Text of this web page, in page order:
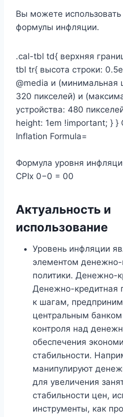
Вы можете использовать
формулы инфляции.
.cal-tbl td{ верхняя
tbl tr{ высота строки:
@media и (минимальная
320 пикселей) и
устройства: 480
height: 1em !important; } }
Inflation Formula=
Формула уровня
CPIx 0−0 = 00
Актуальность и
использование
Уровень инфляции
элементом денежно-
политики. Денежно-
Денежно-кредитная
к шагам,
центральным
контроля над
обеспечения
стабильности.
манипулируют
для увеличения
стабильности цен,
инструменты, как